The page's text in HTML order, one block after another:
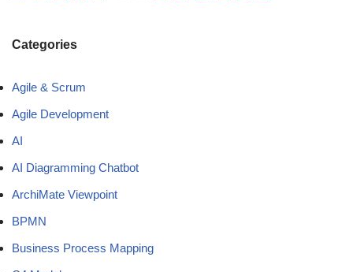
Categories
Agile & Scrum
Agile Development
AI
AI Diagramming Chatbot
ArchiMate Viewpoint
BPMN
Business Process Mapping